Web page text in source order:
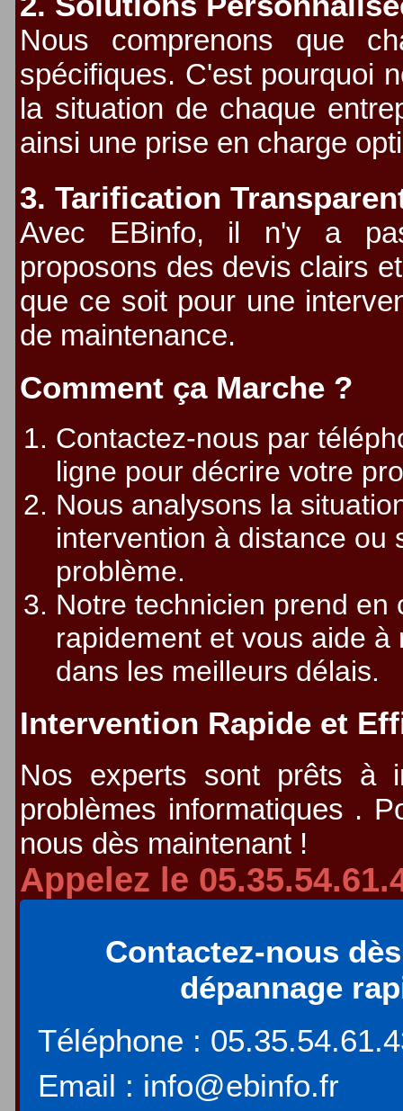
Nous comprenons que
spécifiques. C'est pourquoi
la situation de chaque
ainsi une prise en charge
3. Tarification
Avec EBinfo, il n'y a
proposons des devis clairs
que ce soit pour une
de maintenance.
Comment ça Marche ?
Contactez-nous par
ligne pour décrire votre
Nous analysons la
intervention à distance ou
problème.
Notre technicien prend
rapidement et vous aide
dans les meilleurs délais.
Intervention Rapide et
Nos experts sont prêts à
problèmes informatiques .
nous dès maintenant !
Appelez le
Contactez-nous
dépannage
Téléphone :
Email : info@ebinfo.fr